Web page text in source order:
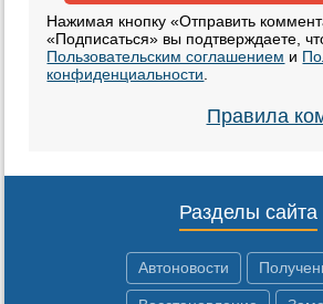
Нажимая кнопку «Отправить
«Подписаться» вы подтверждаете,
Пользовательским соглашением и
конфиденциальности
Правила
Разделы сайта
Автоновости